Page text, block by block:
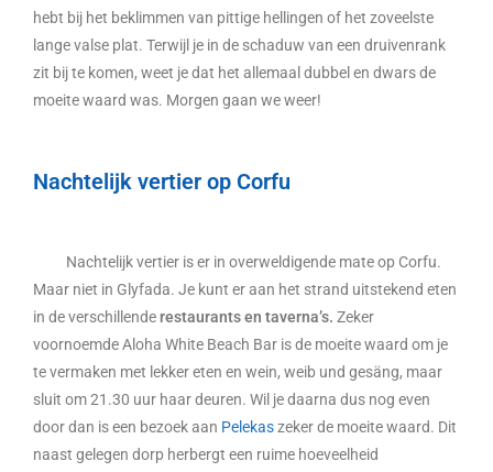
hebt bij het beklimmen van pittige hellingen of het zoveelste
lange valse plat. Terwijl je in de schaduw van een druivenrank
zit bij te komen, weet je dat het allemaal dubbel en dwars de
moeite waard was. Morgen gaan we weer!
Nachtelijk vertier op Corfu
Nachtelijk vertier is er in overweldigende mate op Corfu.
Maar niet in Glyfada. Je kunt er aan het strand uitstekend eten
in de verschillenderestaurants en taverna’s. Zeker
voornoemde Aloha White Beach Bar is de moeite waard om je
te vermaken met lekker eten en wein, weib und gesäng, maar
sluit om 21.30 uur haar deuren. Wil je daarna dus nog even
door dan is een bezoek aan Pelekaszeker de moeite waard. Dit
naast gelegen dorp herbergt een ruime hoeveelheid